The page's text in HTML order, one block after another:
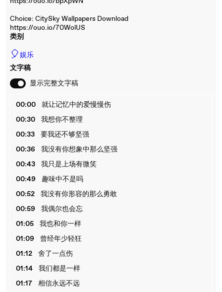
Choice: CitySky Wallpapers Download
https://ouo.io/70WolUS
类别
🎈娱乐
文字稿
显示完整文字稿
00:00
就让记忆中的爱慢慢伤
00:30
我想你不整理
00:33
要我还不够坚强
00:36
我没有你想象中那么坚强
00:43
我只是上场有微笑
00:49
趣味中不是吗
00:52
我没有你形容的那么勇敢
00:59
我偶尔也会忘
01:05
我也和你一样
01:09
曾经年少轻狂
01:12
舍了一点伤
01:14
我们都是一样
01:17
相信永远不远